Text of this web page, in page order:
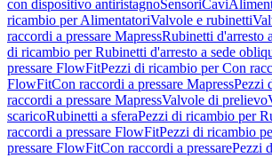
con dispositivo antiristagnoSensoriCavi
ricambio per AlimentatoriValvole e rubinetti
raccordi a pressare MapressRubinetti d'arresto
di ricambio per Rubinetti d'arresto a sede
pressare FlowFitPezzi di ricambio per Con
FlowFitCon raccordi a pressare MapressPezzi
raccordi a pressare MapressValvole di prelievo
scaricoRubinetti a sferaPezzi di ricambio per
raccordi a pressare FlowFitPezzi di ricambio
pressare FlowFitCon raccordi a pressarePezzi